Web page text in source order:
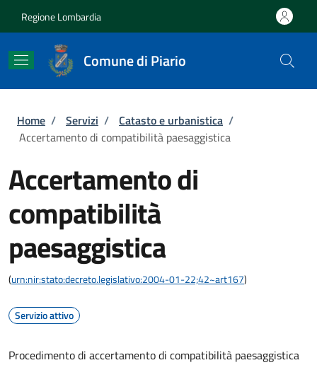
Regione Lombardia
Comune di Piario
Briciole di pane
Home / Servizi / Catasto e urbanistica /
Accertamento di compatibilità paesaggistica
Accertamento di
compatibilità
paesaggistica
(urn:nir:stato:decreto.legislativo:2004-01-22;42~art167)
Servizio attivo
Procedimento di accertamento di compatibilità paesaggistica